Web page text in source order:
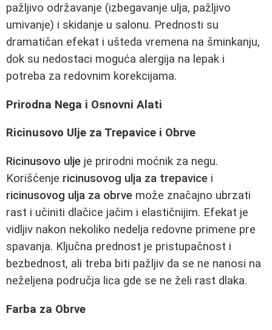
pažljivo održavanje (izbegavanje ulja, pažljivo
umivanje) i skidanje u salonu. Prednosti su
dramatičan efekat i ušteda vremena na šminkanju,
dok su nedostaci moguća alergija na lepak i
potreba za redovnim korekcijama.
Prirodna Nega i Osnovni Alati
Ricinusovo Ulje za Trepavice i Obrve
Ricinusovo ulje je prirodni moćnik za negu.
Korišćenje ricinusovog ulja za trepavice i
ricinusovog ulja za obrve može značajno ubrzati
rast i učiniti dlačice jačim i elastičnijim. Efekat je
vidljiv nakon nekoliko nedelja redovne primene pre
spavanja. Ključna prednost je pristupačnost i
bezbednost, ali treba biti pažljiv da se ne nanosi na
neželjena područja lica gde se ne želi rast dlaka.
Farba za Obrve